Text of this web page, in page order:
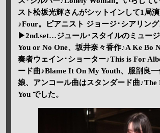
スト松坂光輝さんがシットインして1局
♪Four。ピアニスト ジョージ･シアリング
▶2nd.set…ジュール･スタイルのミュージ
You or No One、坂井奈々香作♪A Ke Bo
奏者ウェイン･ショーター♪This is For
ード曲♪Blame It On My Youth、服剖良一
娘、アンコール曲はスタンダード曲♪The
You でした。